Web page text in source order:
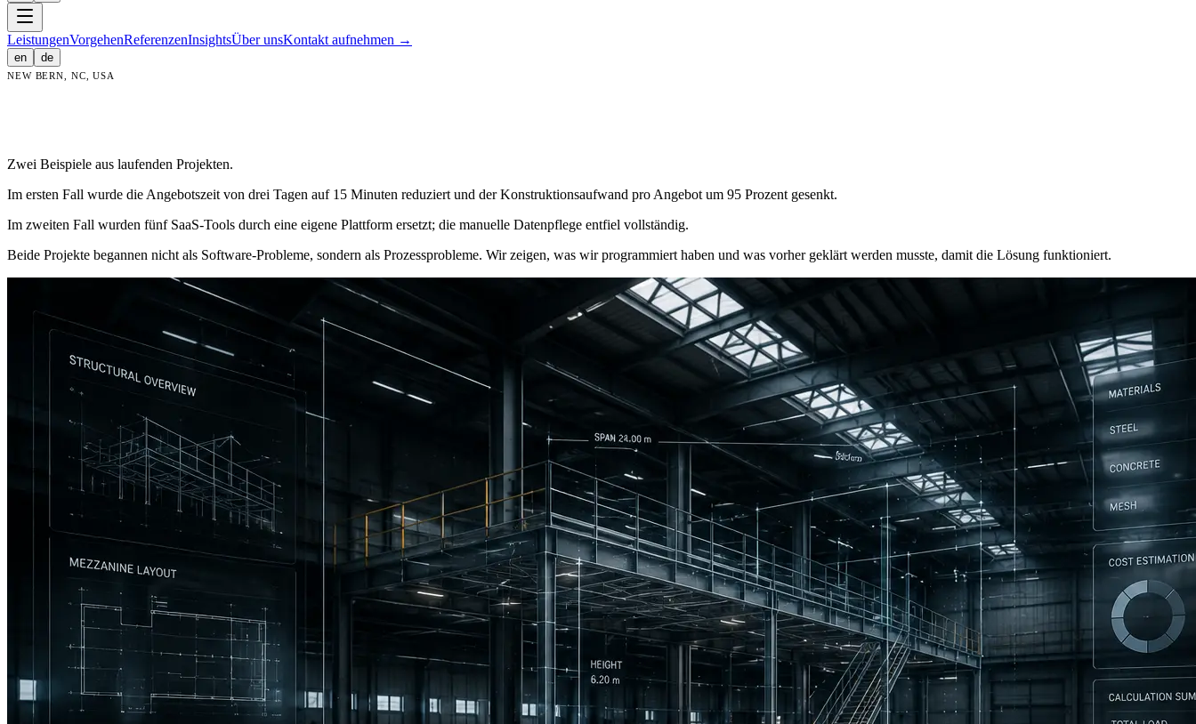
LeistungenVorgehenReferenzenInsightsÜber unsKontakt aufnehmen →
en de
NEW BERN, NC, USA
Zwei Beispiele aus laufenden Projekten.
Im ersten Fall wurde die Angebotszeit von drei Tagen auf 15 Minuten reduziert und der Konstruktionsaufwand pro Angebot um 95 Prozent gesenkt.
Im zweiten Fall wurden fünf SaaS-Tools durch eine eigene Plattform ersetzt; die manuelle Datenpflege entfiel vollständig.
Beide Projekte begannen nicht als Software-Probleme, sondern als Prozessprobleme. Wir zeigen, was wir programmiert haben und was vorher geklärt werden musste, damit die Lösung funktioniert.